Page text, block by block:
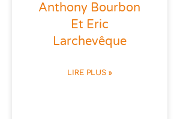
Anthony Bourbon
Et Eric
Larchevêque
LIRE PLUS »